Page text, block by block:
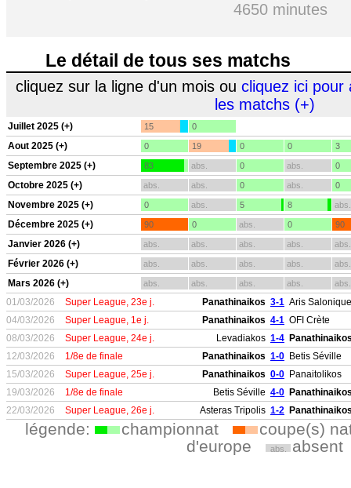
4650 minutes
Le détail de tous ses matchs
cliquez sur la ligne d'un mois ou cliquez ici pour
les matchs (+)
Juillet 2025 (+) 15 0
Aout 2025 (+) 0 19 0 0 3
Septembre 2025 (+) 83 abs. 0 abs. 0
Octobre 2025 (+) abs. abs. 0 abs. 0
Novembre 2025 (+) 0 abs. 5 8 abs.
Décembre 2025 (+) 90 0 abs. 0 90
Janvier 2026 (+) abs. abs. abs. abs. abs.
Février 2026 (+) abs. abs. abs. abs. abs.
Mars 2026 (+) abs. abs. abs. abs. abs.
01/03/2026 Super League, 23e j. Panathinaikos 3-1 Aris Salonique
04/03/2026
Super League, 1e j. Panathinaikos 4-1 OFI Crète
08/03/2026
Super League, 24e j. Levadiakos 1-4
12/03/2026
1/8e de finale Panathinaikos 1-0 Betis Séville
15/03/2026
Super League, 25e j. Panathinaikos 0-0 Panaitolikos
19/03/2026
1/8e de finale Betis Séville 4-0
22/03/2026
Super League, 26e j. Asteras Tripolis 1-2
légende: championnat
coupe(s)
d'europe
abs. absent